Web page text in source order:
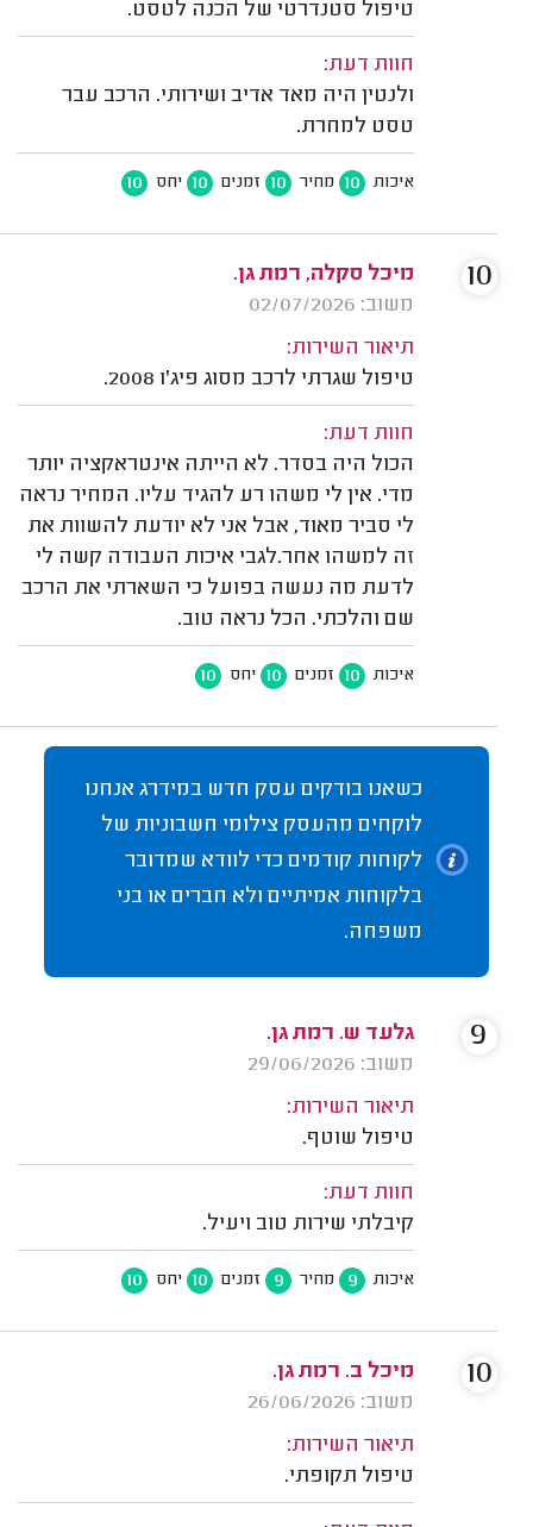
טיפול סטנדרטי של הכנה לטסט.
חוות דעת:
ולנטין היה מאד אדיב ושירותי. הרכב עבר
טסט למחרת.
איכות 10 מחיר 10 זמנים 10 יחס 10
מיכל סקלה, רמת גן.
משוב: 02/07/2026
תיאור השירות:
טיפול שגרתי לרכב מסוג פיג'ו 2008.
חוות דעת:
הכול היה בסדר. לא הייתה אינטראקציה יותר
מדי. אין לי משהו רע להגיד עליו. המחיר נראה
לי סביר מאוד, אבל אני לא יודעת להשוות את
זה למשהו אחר.לגבי איכות העבודה קשה לי
לדעת מה נעשה בפועל כי השארתי את הרכב
שם והלכתי. הכל נראה טוב.
איכות 10 זמנים 10 יחס 10
10
כשאנו בודקים עסק חדש במידרג אנחנו
לוקחים מהעסק צילומי חשבוניות של
לקוחות קודמים כדי לוודא שמדובר
בלקוחות אמיתיים ולא חברים או בני
משפחה.
גלעד ש. רמת גן.
משוב: 29/06/2026
תיאור השירות:
טיפול שוטף.
חוות דעת:
קיבלתי שירות טוב ויעיל.
איכות 9 מחיר 9 זמנים 10 יחס 10
9
מיכל ב. רמת גן.
משוב: 26/06/2026
תיאור השירות:
טיפול תקופתי.
10